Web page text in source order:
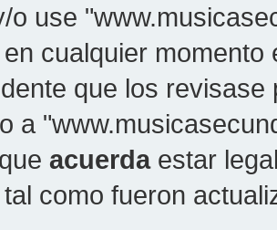
o use
cualquier
que los
a
acuerdaestar
como fueron